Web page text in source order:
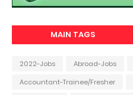
MAIN TAGS
2022-Jobs Abroad-Jobs
Accountant-Trainee/Fresher